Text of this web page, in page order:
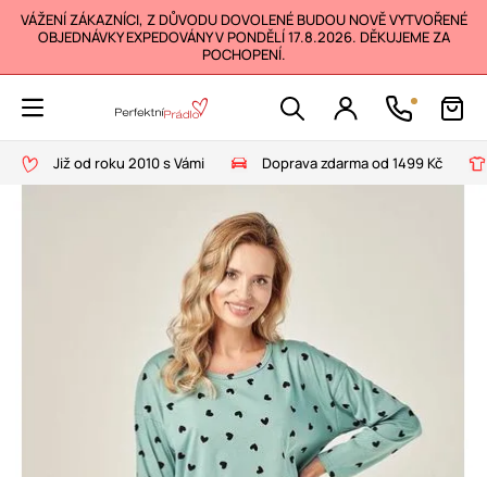
VÁŽENÍ ZÁKAZNÍCI, Z DŮVODU DOVOLENÉ BUDOU NOVĚ VYTVOŘENÉ
OBJEDNÁVKY EXPEDOVÁNY V PONDĚLÍ 17.8.2026. DĚKUJEME ZA
POCHOPENÍ.
Již od roku 2010 s Vámi Doprava zdarma od 1499 Kč